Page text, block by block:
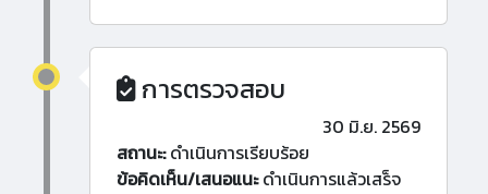
การตรวจสอบ
30 มิ.ย. 2569
สถานะ:ดำเนินการเรียบร้อย
ข้อคิดเห็น/เสนอแนะดำเนินการแล้วเสร็จ